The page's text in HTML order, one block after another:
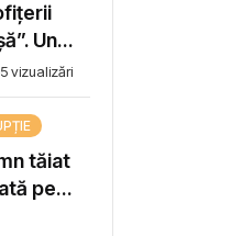
Un
AIPA,
de
vizualizări
tăiat
pe
ajunge